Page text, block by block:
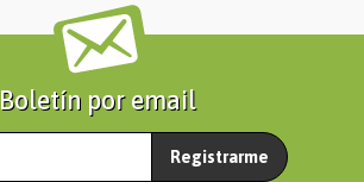
Boletín por email
Registrarme